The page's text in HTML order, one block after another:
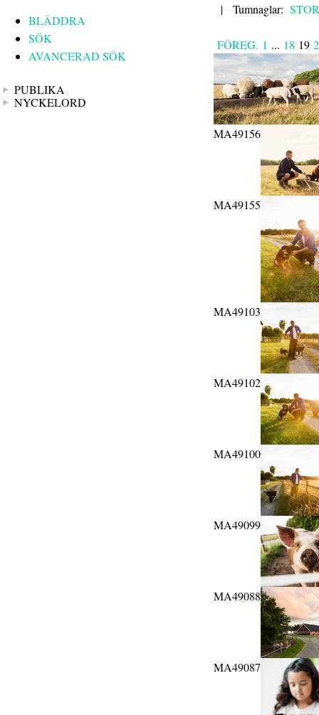
BLÄDDRA
SÖK
AVANCERAD SÖK
PUBLIKA
NYCKELORD
| Tumnaglar:
FÖREG. 1 ... 18 19
MA49156
MA49155
MA49103
MA49102
MA49100
MA49099
MA49088
MA49087